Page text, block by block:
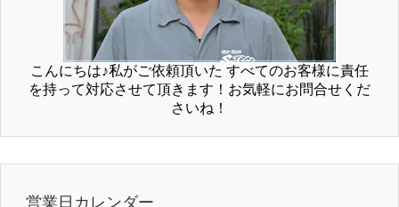
こんにちは♪私がご依頼頂いた すべてのお客様に責任
を持って対応させて頂きます！お気軽にお問合せくだ
さいね！
営業日カレンダー